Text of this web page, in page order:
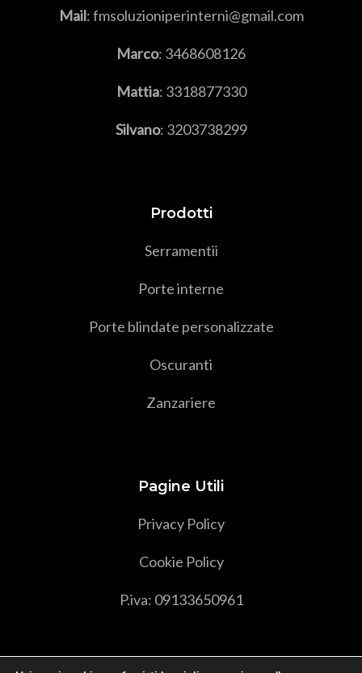
Mail: fmsoluzioniperinterni@gmail.com
Marco: 3468608126
Mattia: 3318877330
Silvano: 3203738299
Prodotti
Serramentii
Porte interne
Porte blindate personalizzate
Oscuranti
Zanzariere
Pagine Utili
Privacy Policy
Cookie Policy
P.iva: 09133650961